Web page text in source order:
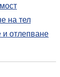
на тел
и отлепване